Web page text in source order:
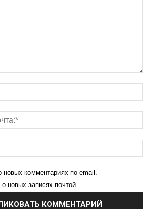
комментариях по email.
новых записях почтой.